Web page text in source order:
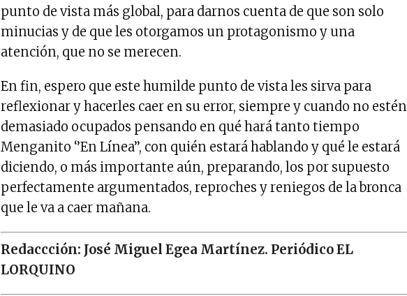
punto de vista más global, para darnos cuenta de que son solo
minucias y de que les otorgamos un protagonismo y una
atención, que no se merecen.
En fin, espero que este humilde punto de vista les sirva para
reflexionar y hacerles caer en su error, siempre y cuando no estén
demasiado ocupados pensando en qué hará tanto tiempo
Menganito ‘’En Línea’’, con quién estará hablando y qué le estará
diciendo, o más importante aún, preparando, los por supuesto
perfectamente argumentados, reproches y reniegos de la bronca
que le va a caer mañana.
Redaccción: José Miguel Egea Martínez. Periódico EL
LORQUINO